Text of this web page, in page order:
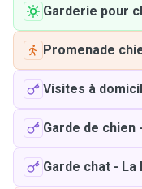
Garderie pour
Promenade
Visites à
Garde de chien -
Garde chat - La